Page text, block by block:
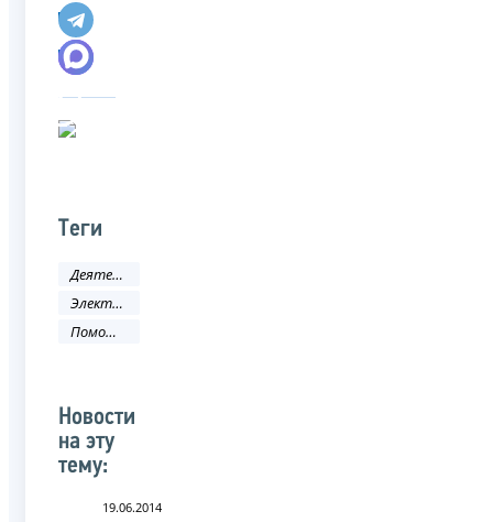
Теги
Деятельность ФНС
Электронные услуги
Помощь налогоплательщику
Новости
на эту
тему:
19.06.2014